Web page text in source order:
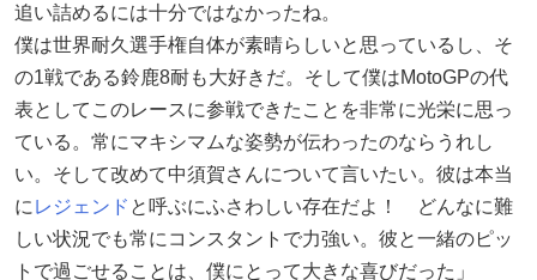
追い詰めるには十分ではなかったね。
僕は世界耐久選手権自体が素晴らしいと思っているし、そ
の1戦である鈴鹿8耐も大好きだ。そして僕はMotoGPの代
表としてこのレースに参戦できたことを非常に光栄に思っ
ている。常にマキシマムな姿勢が伝わったのならうれし
い。そして改めて中須賀さんについて言いたい。彼は本当
に レジェンド と呼ぶにふさわしい存在だよ！ どんなに難
しい状況でも常にコンスタントで力強い。彼と一緒のピッ
トで過ごせることは、僕にとって大きな喜びだった」